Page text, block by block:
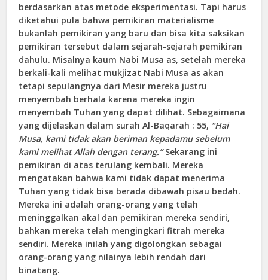
berdasarkan atas metode eksperimentasi. Tapi harus
diketahui pula bahwa pemikiran materialisme
bukanlah pemikiran yang baru dan bisa kita saksikan
pemikiran tersebut dalam sejarah-sejarah pemikiran
dahulu. Misalnya kaum Nabi Musa as, setelah mereka
berkali-kali melihat mukjizat Nabi Musa as akan
tetapi sepulangnya dari Mesir mereka justru
menyembah berhala karena mereka ingin
menyembah Tuhan yang dapat dilihat. Sebagaimana
yang dijelaskan dalam surah Al-Baqarah : 55, “Hai
Musa, kami tidak akan beriman kepadamu sebelum
kami melihat Allah dengan terang.”Sekarang ini
pemikiran di atas terulang kembali. Mereka
mengatakan bahwa kami tidak dapat menerima
Tuhan yang tidak bisa berada dibawah pisau bedah.
Mereka ini adalah orang-orang yang telah
meninggalkan akal dan pemikiran mereka sendiri,
bahkan mereka telah mengingkari fitrah mereka
sendiri. Mereka inilah yang digolongkan sebagai
orang-orang yang nilainya lebih rendah dari
binatang.